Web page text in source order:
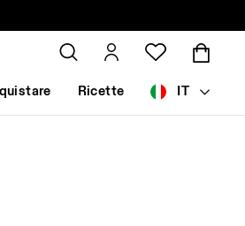
Ricette IT